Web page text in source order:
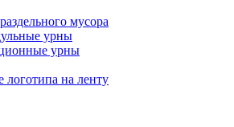
мусора
урны
урны
логотипа на ленту